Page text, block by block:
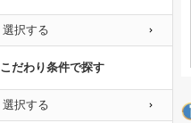
選択する
こだわり条件で探す
選択する